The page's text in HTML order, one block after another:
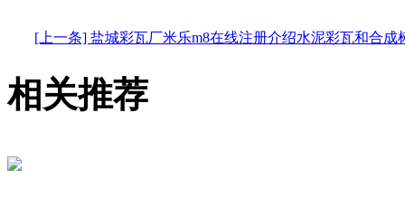
[上一条] 盐城彩瓦厂米乐m8在线注册介绍水泥彩瓦和合成
相关推荐